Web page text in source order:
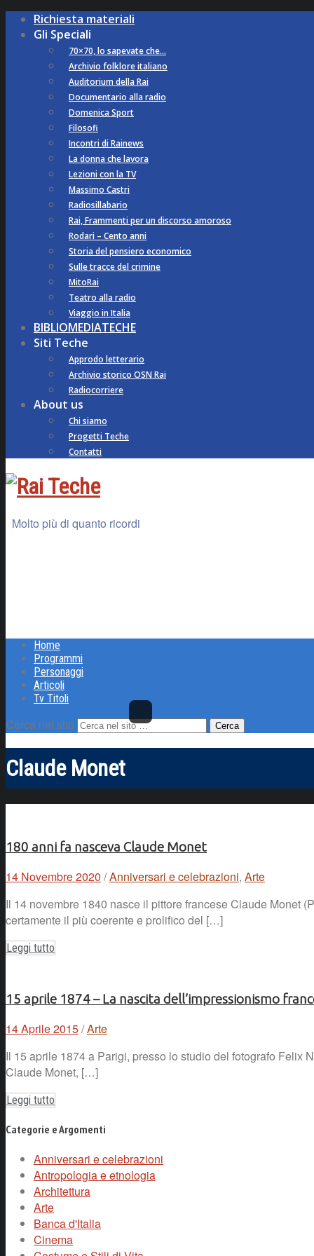
Richiesta materiali
Gli Speciali
70×70, lo sapevate che…
Archivio folklore italiano
Auditorium della Rai
Documentario alla radio
Domenica Sport
Filosofi
Incontri di Rainews
La donna che lavora
Lezioni con la TV
Massimo Castri
Radiosillabario
Rai, Frammenti per un discorso amoroso
Rodari – Cento anni
Storia del pensiero economico
Sulle tracce del crimine
MitoRai
Teatro alla radio
Viaggio in Italia
BIBLIOMEDIATECHE
Siti Teche
Approdo letterario
Archivio storico OSN Rai
Radiocorriere
About us
Chi siamo
Progetti Teche
Contatti
Molto più di quanto ricordi
Home
Programmi
Personaggi
Articoli
Tv Titoli
Cerca nel sito
Claude Monet
180 anni fa nasceva Claude Monet
14 Novembre 2020 /Anniversari e celebrazioni, Arte
Il 14 novembre 1840 nasce il pittore francese Claude Monet
certamente il più coerente e prolifico del […]
Leggi tutto
15 aprile 1874 – La nascita dell’impressionismo
14 Aprile 2015/Arte
Il 15 aprile 1874 a Parigi, presso lo studio del fotografo Felix
Claude Monet, […]
Leggi tutto
Categorie e Argomenti
Anniversari e celebrazioni
Antropologia e etnologia
Architettura
Arte
Banca d'Italia
Cinema